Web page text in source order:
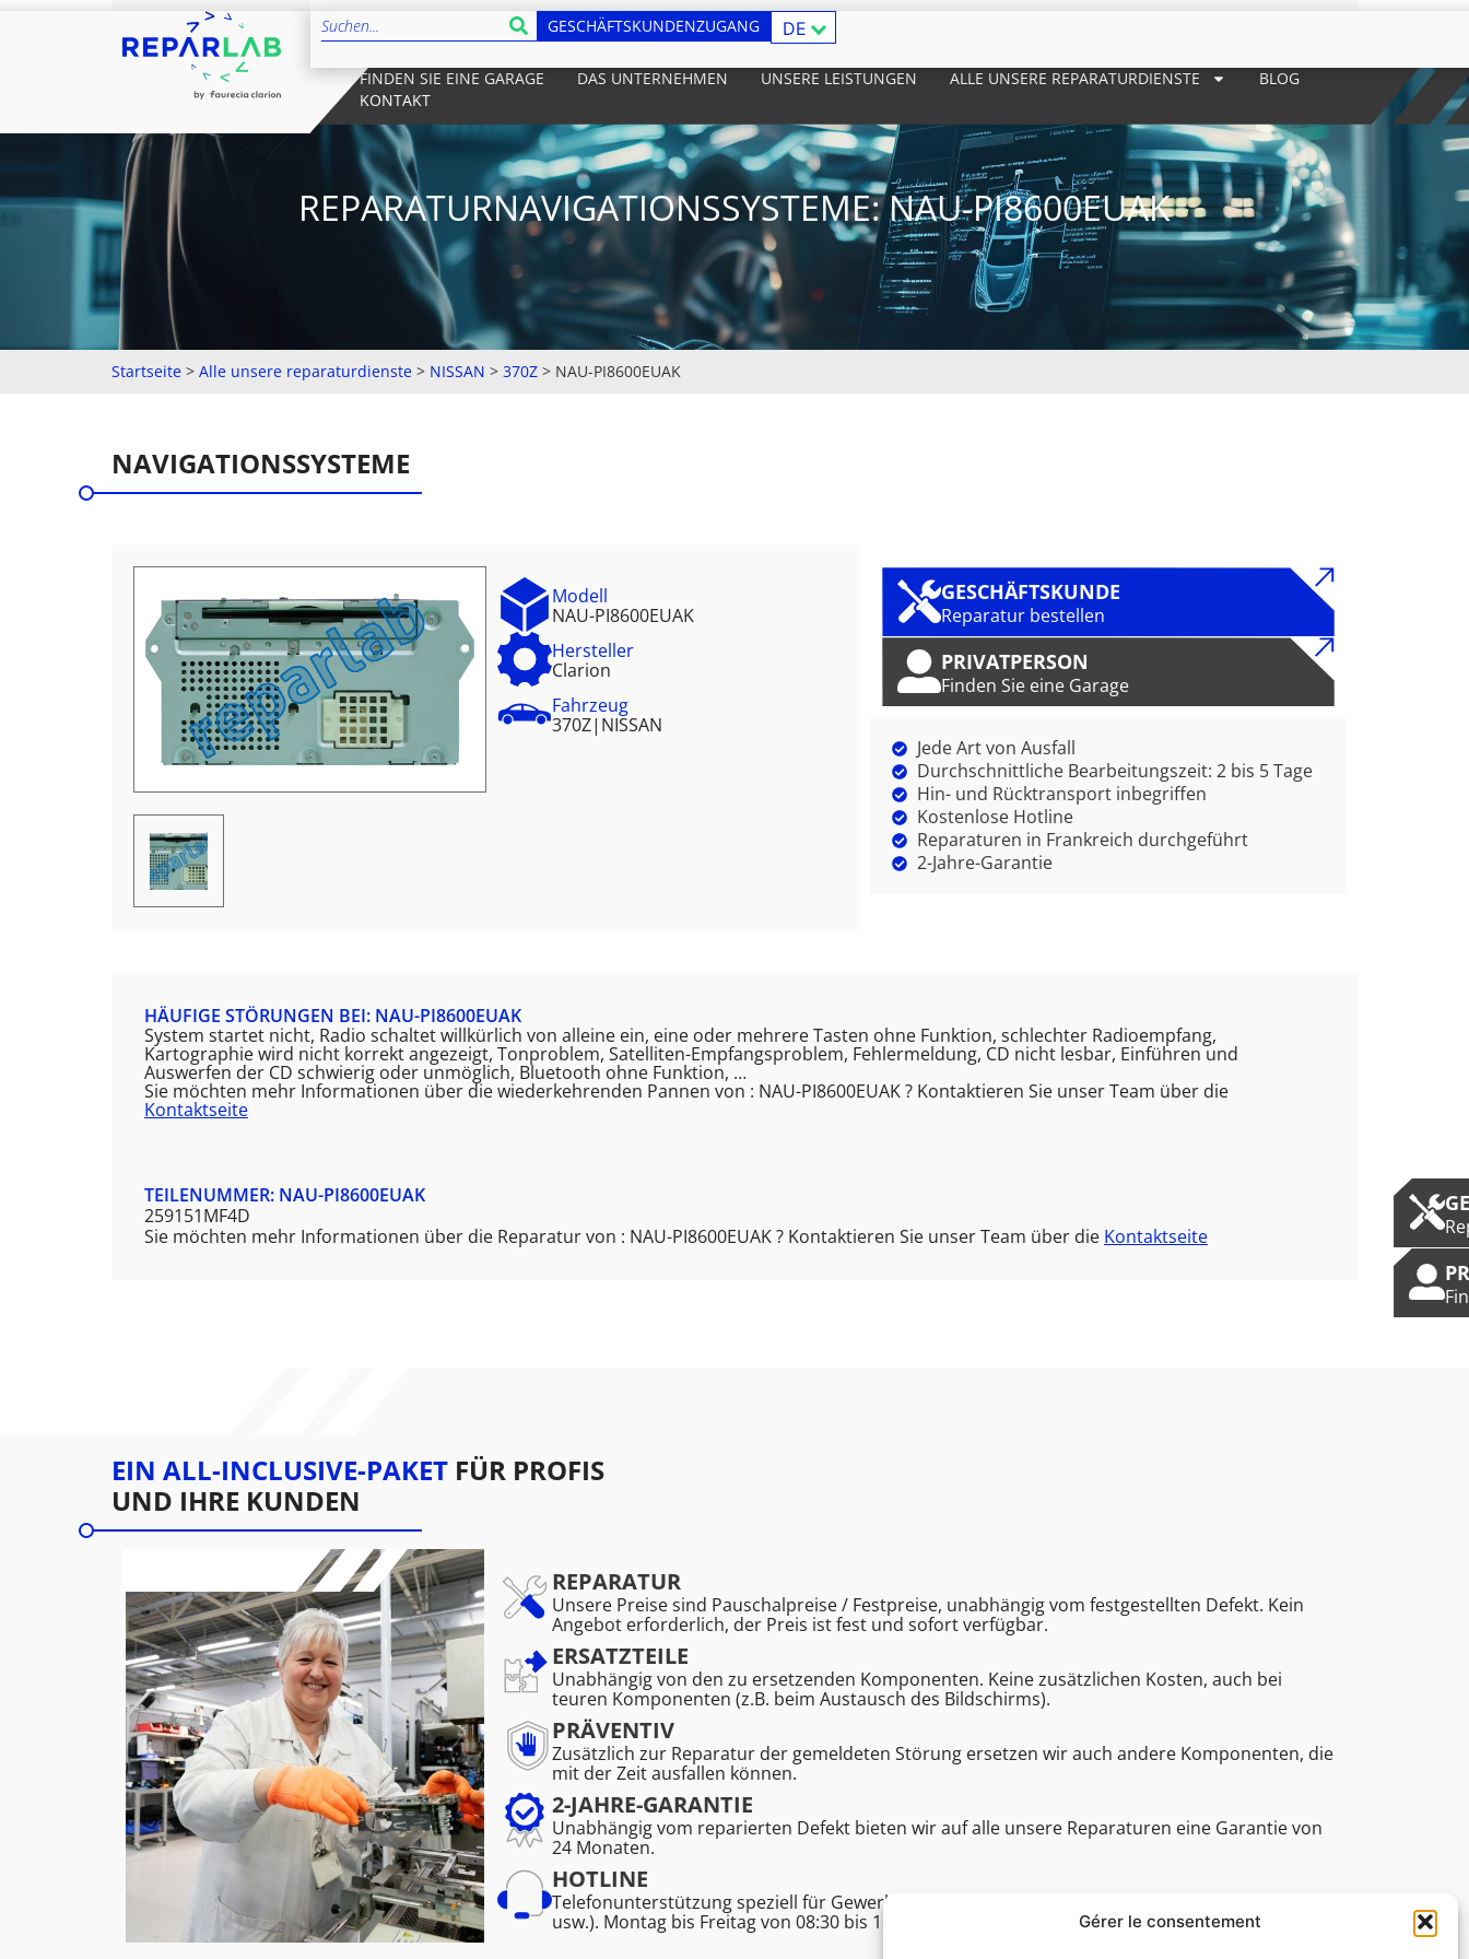
Gérer le consentement
GESCHÄFTSKUNDENZUGANG DE
FINDEN SIE EINE GARAGE DAS UNTERNEHMEN UNSERE LEISTUNGEN ALLE UNSERE REPARATURDIENSTE
BLOG
KONTAKT
REPARATURNAVIGATIONSSYSTEME: NAU-PI8600EUAK
Startseite > Alle unsere reparaturdienste > NISSAN > 370Z > NAU-PI8600EUAK
NAVIGATIONSSYSTEME
Modell
NAU-PI8600EUAK
Hersteller
Clarion
Fahrzeug
370Z| NISSAN
GESCHÄFTSKUNDE
Reparatur bestellen
PRIVATPERSON
Finden Sie eine Garage
Jede Art von Ausfall
Durchschnittliche Bearbeitungszeit: 2 bis 5 Tage
Hin- und Rücktransport inbegriffen
Kostenlose Hotline
Reparaturen in Frankreich durchgeführt
2-Jahre-Garantie
HÄUFIGE STÖRUNGEN BEI: NAU-PI8600EUAK
System startet nicht, Radio schaltet willkürlich von alleine ein, eine oder mehrere Tasten ohne Funktion, schlechter Radioempfang,
Kartographie wird nicht korrekt angezeigt, Tonproblem, Satelliten-Empfangsproblem, Fehlermeldung, CD nicht lesbar, Einführen und
Auswerfen der CD schwierig oder unmöglich, Bluetooth ohne Funktion, …
Sie möchten mehr Informationen über die wiederkehrenden Pannen von : NAU-PI8600EUAK ? Kontaktieren Sie unser Team über die
Kontaktseite
TEILENUMMER: NAU-PI8600EUAK
259151MF4D
Sie möchten mehr Informationen über die Reparatur von : NAU-PI8600EUAK ? Kontaktieren Sie unser Team über die Kontaktseite
EIN ALL-INCLUSIVE-PAKET FÜR PROFIS
UND IHRE KUNDEN
REPARATUR
Unsere Preise sind Pauschalpreise / Festpreise, unabhängig vom festgestellten Defekt. Kein
Angebot erforderlich, der Preis ist fest und sofort verfügbar.
ERSATZTEILE
Unabhängig von den zu ersetzenden Komponenten. Keine zusätzlichen Kosten, auch bei
teuren Komponenten (z.B. beim Austausch des Bildschirms).
PRÄVENTIV
Zusätzlich zur Reparatur der gemeldeten Störung ersetzen wir auch andere Komponenten, die
mit der Zeit ausfallen können.
2-JAHRE-GARANTIE
Unabhängig vom reparierten Defekt bieten wir auf alle unsere Reparaturen eine Garantie von
24 Monaten.
HOTLINE
Telefonunterstützung speziell für Gewerbetreibende (Bearbeitungsdauer, technische Assistenz
usw.). Montag bis Freitag von 08:30 bis 16:45.